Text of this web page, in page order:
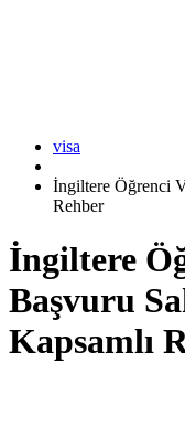
visa
İngiltere Öğrenci
Rehber
İngiltere
Başvuru
Kapsamlı